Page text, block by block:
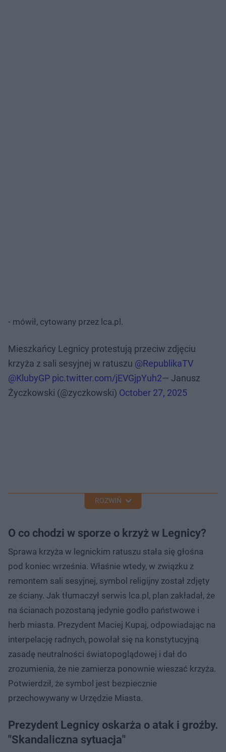
- mówił, cytowany przez lca.pl.
Mieszkańcy Legnicy protestują przeciw zdjęciu
krzyża z sali sesyjnej w ratuszu @RepublikaTV
@KlubyGP pic.twitter.com/jEVGjpYuh2— Janusz
Życzkowski (@zyczkowski) October 27, 2025
ROZWIŃ
O co chodzi w sporze o krzyż w Legnicy?
Sprawa krzyża w legnickim ratuszu stała się głośna
pod koniec września. Właśnie wtedy, w związku z
remontem sali sesyjnej, symbol religijny został zdjęty
ze ściany. Jak tłumaczył serwis lca.pl, plan zakładał, że
na ścianach pozostaną jedynie godło państwowe i
herb miasta. Prezydent Maciej Kupaj, odpowiadając na
interpelację radnych, powołał się na konstytucyjną
zasadę neutralności światopoglądowej i dał do
zrozumienia, że nie zamierza ponownie wieszać krzyża.
Potwierdził, że symbol jest bezpiecznie
przechowywany w Urzędzie Miasta.
Prezydent Legnicy oskarża o atak i groźby.
"Skandaliczna sytuacja"